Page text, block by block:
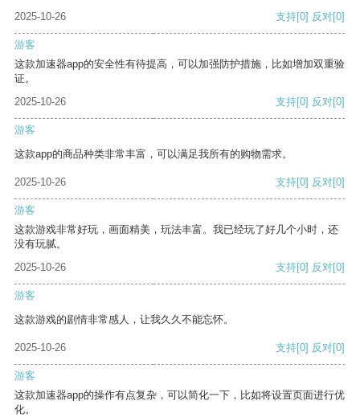
2025-10-26 支持[0] 反对[0]
游客
这款加速器app的安全性有待提高，可以加强防护措施，比如增加双重验
证。
2025-10-26
支持[0] 反对[0]
游客
这款app的商品种类非常丰富，可以满足我所有的购物需求。
2025-10-26 支持[0] 反对[0]
游客
这款游戏非常好玩，画面精美，玩法丰富。我已经玩了好几个小时，还
没有玩腻。
2025-10-26
支持[0] 反对[0]
游客
这款游戏的剧情非常感人，让我久久不能忘怀。
2025-10-26 支持[0] 反对[0]
游客
这款加速器app的操作有点复杂，可以简化一下，比如将设置页面进行优
化。